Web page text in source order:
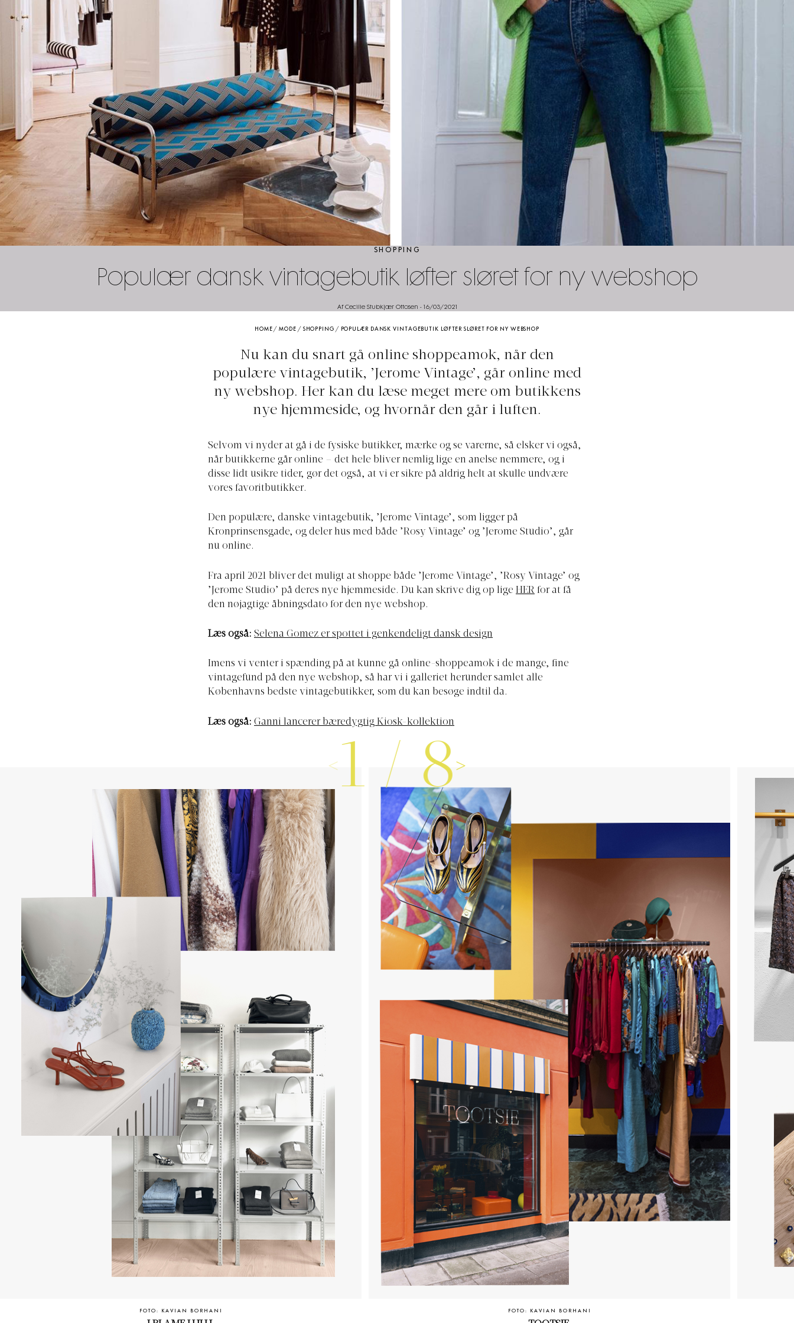
SHOPPING
Populær dansk vintagebutik løfter sløret for ny webshop
Af Cecilie Stubkjær Ottosen - 16/03/2021
HOME /MODE / SHOPPING / POPULÆR DANSK VINTAGEBUTIK LØFTER SLØRET FOR NY WEBSHOP
Nu kan du snart gå online shoppeamok, når den
populære vintagebutik, ’Jerome Vintage’, går online med
ny webshop. Her kan du læse meget mere om butikkens
nye hjemmeside, og hvornår den går i luften.
Selvom vi nyder at gå i de fysiske butikker, mærke og se varerne, så elsker vi også,
når butikkerne går online – det hele bliver nemlig lige en anelse nemmere, og i
disse lidt usikre tider, gør det også, at vi er sikre på aldrig helt at skulle undvære
vores favoritbutikker.
Den populære, danske vintagebutik, ’Jerome Vintage’, som ligger på
Kronprinsensgade, og deler hus med både ’Rosy Vintage’ og ’Jerome Studio’, går
nu online.
Fra april 2021 bliver det muligt at shoppe både ’Jerome Vintage’, ’Rosy Vintage’ og
’Jerome Studio’ på deres nye hjemmeside. Du kan skrive dig op lige HER for at få
den nøjagtige åbningsdato for den nye webshop.
Læs også: Selena Gomez er spottet i genkendeligt dansk design
Imens vi venter i spænding på at kunne gå online-shoppeamok i de mange, fine
vintagefund på den nye webshop, så har vi i galleriet herunder samlet alle
Københavns bedste vintagebutikker, som du kan besøge indtil da.
Læs også: Ganni lancerer bæredygtig Kiosk-kollektion
1 /8
FOTO: KAVIAN BORHANI FOTO: KAVIAN BORHANI